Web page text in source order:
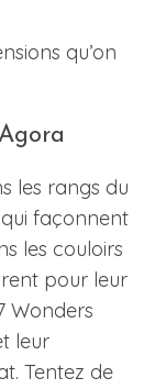
qu’on
les rangs du
façonnent
les couloirs
pour leur
Wonders
leur
Tentez de